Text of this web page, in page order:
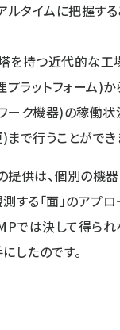
ルタイムに把握す
を持つ近代的な工
ラットフォーム)
ーク機器)の稼働状
で行うことができ
提供は、個別の機
する「面」のアプ
では決して得られ
したのです。